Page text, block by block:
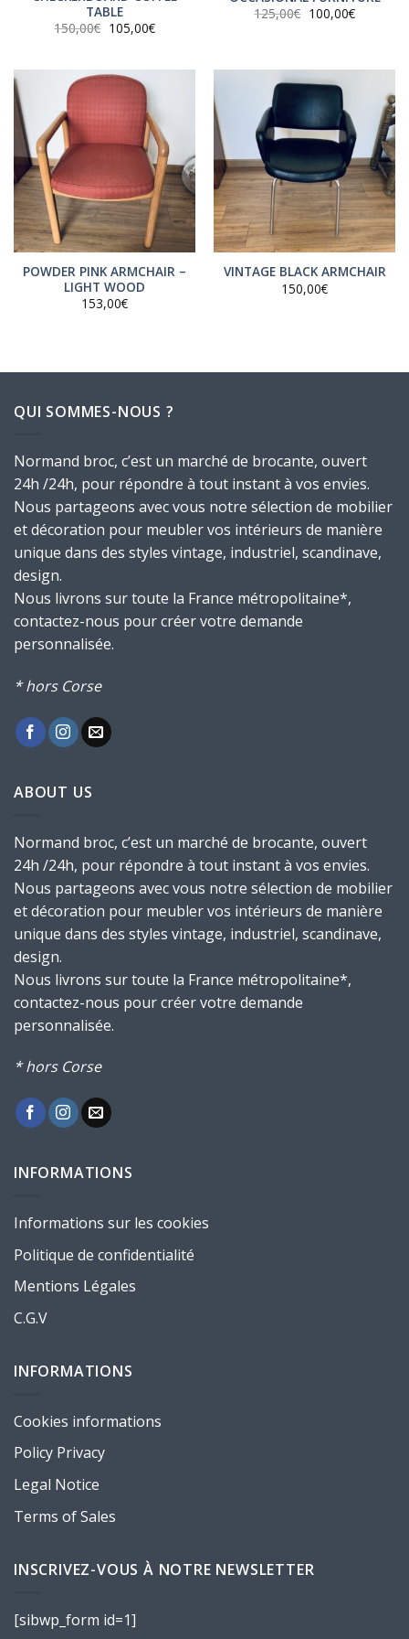
TABLE
150,00€ Le
150,00€.
105,00€Le
105,00€.
125,00€ Le
prix
100,00€Le
prix
POWDER PINK ARMCHAIR –
LIGHT WOOD
153,00€
VINTAGE BLACK ARMCHAIR
150,00€
QUI SOMMES-NOUS ?
Normand broc, c’est un marché de brocante, ouvert
24h /24h, pour répondre à tout instant à vos envies.
Nous partageons avec vous notre sélection de mobilier
et décoration pour meubler vos intérieurs de manière
unique dans des styles vintage, industriel, scandinave,
design.
Nous livrons sur toute la France métropolitaine*,
contactez-nous pour créer votre demande
personnalisée.
* hors Corse
ABOUT US
Normand broc, c’est un marché de brocante, ouvert
24h /24h, pour répondre à tout instant à vos envies.
Nous partageons avec vous notre sélection de mobilier
et décoration pour meubler vos intérieurs de manière
unique dans des styles vintage, industriel, scandinave,
design.
Nous livrons sur toute la France métropolitaine*,
contactez-nous pour créer votre demande
personnalisée.
* hors Corse
INFORMATIONS
Informations sur les cookies
Politique de confidentialité
Mentions Légales
C.G.V
INFORMATIONS
Cookies informations
Policy Privacy
Legal Notice
Terms of Sales
INSCRIVEZ-VOUS À NOTRE NEWSLETTER
[sibwp_form id=1]